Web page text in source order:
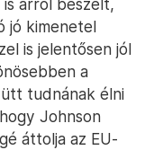
arról beszélt,
jó kimenetel
is jelentősen jól
a
tudnának élni
Johnson
áttolja az EU-